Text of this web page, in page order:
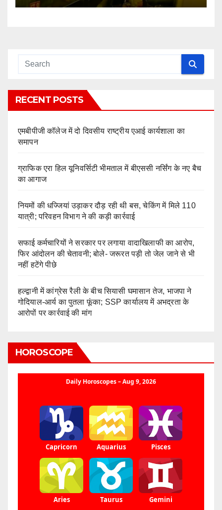
RECENT POSTS
एमबीपीजी कॉलेज में दो दिवसीय राष्ट्रीय एआई कार्यशाला का
समापन
ग्राफिक एरा हिल यूनिवर्सिटी भीमताल में बीएससी नर्सिंग के नए बैच
का आगाज
नियमों की धज्जियां उड़ाकर दौड़ रही थी बस, चेकिंग में मिले 110
यात्री; परिवहन विभाग ने की कड़ी कार्रवाई
सफाई कर्मचारियों ने सरकार पर लगाया वादाखिलाफी का आरोप,
फिर आंदोलन की चेतावनी; बोले- जरूरत पड़ी तो जेल जाने से भी
नहीं हटेंगे पीछे
हल्द्वानी में कांग्रेस रैली के बीच सियासी घमासान तेज, भाजपा ने
गोदियाल-आर्य का पुतला फूंका; SSP कार्यालय में अभद्रता के
आरोपों पर कार्रवाई की मांग
HOROSCOPE